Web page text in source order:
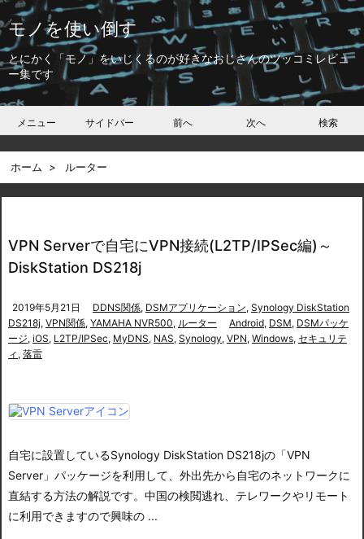
モノを使い倒す
とにかく「モノ」をいじくるのが好きなおじさんのツッコミレビュ
ー集です
メニュー サイドバー 前へ 次へ 検索
ホーム > ルーター
VPN Serverで自宅にVPN接続(L2TP/IPSec編)～
DiskStation DS218j
2019年5月21日 DDNS関係, DSMアプリケーション, Synology DiskStation
DS218j, VPN関係, YAMAHA NVR500, ルーター Android, DSM, DSMパッケ
ージ, iOS, L2TP/IPSec, MyDNS, NAS, Synology, VPN, Windows, セキュリテ
ィ , 落雷
自宅に設置しているSynology DiskStation DS218jの「VPN
Server」パッケージを利用して、外出先から自宅のネットワークに
直結する方法の解説です。中国の検閲逃れ、テレワークやリモート
に利用できますので興味の ...